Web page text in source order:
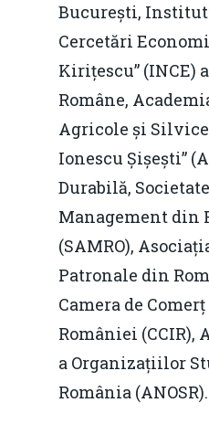
București,
Cercetări
Kirițescu” (INCE)
Române,
Agricole și Silvice
Ionescu Șișești”
Durabilă,
Management din
(SAMRO),
Patronale din
Camera de
României
a Organizațiilor
România (ANOSR).